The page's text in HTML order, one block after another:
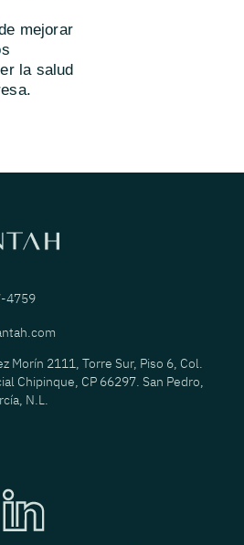
mejorar
la salud
4759
Morín 2111, Torre Sur, Piso 6, Col.
Chipinque, CP 66297. San Pedro,
N.L.